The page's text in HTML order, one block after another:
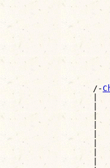
                  /-
|
|
|
|
|
|
|
|